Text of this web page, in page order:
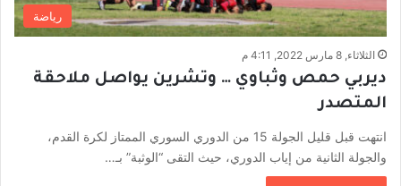
رياضة
الثلاثاء, 8 مارس 2022, 4:11 م
ديربي حمص وثباوي … وتشرين يواصل ملاحقة
المتصدر
انتهت قبل قليل الجولة 15 من الدوري السوري الممتاز لكرة القدم،
والجولة الثانية من إياب الدوري، حيث التقى “الوثبة” بـ…